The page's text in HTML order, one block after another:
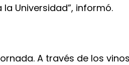
Universidad”, informó.
A través de los